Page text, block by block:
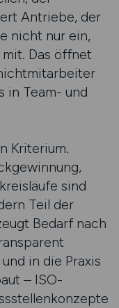
Antriebe, der
nicht nur ein,
Das öffnet
in Team- und
Kriterium.
sind
Teil der
Bedarf nach
in die Praxis
– ISO-